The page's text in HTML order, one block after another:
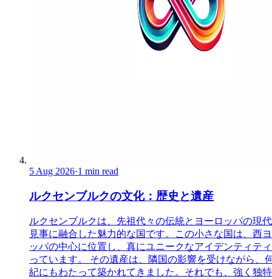
5 Aug 2026·1 min read
ルクセンブルクの文化：歴史と遺産
ルクセンブルクは、先祖代々の伝統とヨーロッパの現
見事に融合した魅力的な国です。この小さな国は、西
ッパの中心に位置し、真にユニークなアイデンティテ
っています。 その遺産は、隣国の影響を受けながら、
紀にもわたって築かれてきました。それでも、強く独